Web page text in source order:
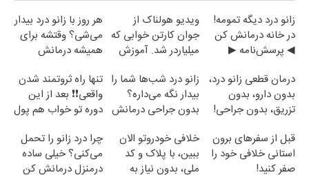
زانو درد دیگه تمومه!
در خانه درمانش کن
◀ پرسش‌نامه ▶
ویدیو هولناک از
جوان کارتن خوابی که
میلیاردر شد. آموزش
هر روز با زانو درد بیدار
می‌شی؟ وقتشه برای
همیشه درمانش
درمان قطعی زانو درد،
بدون دارو، بدون
تزریق، بدون جراحی!
زانو درد شب‌ها شما را
بیدار نگه می‌داره؟
بدون جراحی درمانش
تنها راه ثروتمند شدن
واقعی❗❗ بعد از این
دوره تو خواب هم پول
قبل از سفرهای برون
استانی خلافی خود را
صفر کنید!
خلافی خودروتو الان
ببین، با پلاک و کد
ملی، بدون نیاز به
چرا درد زانو را تحمل
می‌کنی؟ خیلی ساده
درمنزل درمانش کن